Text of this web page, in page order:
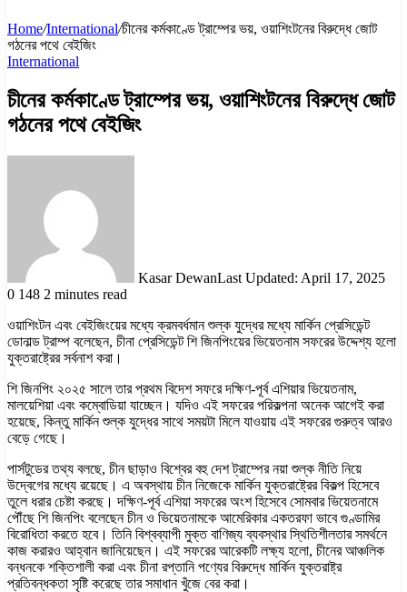
Home/International/চীনের কর্মকাণ্ডে ট্রাম্পের ভয়, ওয়াশিংটনের বিরুদ্ধে জোট
গঠনের পথে বেইজিং
International
চীনের কর্মকাণ্ডে ট্রাম্পের ভয়, ওয়াশিংটনের বিরুদ্ধে জোট
গঠনের পথে বেইজিং
Kasar DewanLast Updated: April 17, 2025
0 148 2 minutes read
ওয়াশিংটন এবং বেইজিংয়ের মধ্যে ক্রমবর্ধমান শুল্ক যুদ্ধের মধ্যে মার্কিন প্রেসিডেন্ট
ডোনাল্ড ট্রাম্প বলেছেন, চীনা প্রেসিডেন্ট শি জিনপিংয়ের ভিয়েতনাম সফরের উদ্দেশ্য হলো
যুক্তরাষ্ট্রের সর্বনাশ করা।
শি জিনপিং ২০২৫ সালে তার প্রথম বিদেশ সফরে দক্ষিণ-পূর্ব এশিয়ার ভিয়েতনাম,
মালয়েশিয়া এবং কম্বোডিয়া যাচ্ছেন। যদিও এই সফরের পরিকল্পনা অনেক আগেই করা
হয়েছে, কিন্তু মার্কিন শুল্ক যুদ্ধের সাথে সময়টা মিলে যাওয়ায় এই সফরের গুরুত্ব আরও
বেড়ে গেছে।
পার্সটুডের তথ্য বলছে, চীন ছাড়াও বিশ্বের বহু দেশ ট্রাম্পের নয়া শুল্ক নীতি নিয়ে
উদ্বেগের মধ্যে রয়েছে। এ অবস্থায় চীন নিজেকে মার্কিন যুক্তরাষ্ট্রের বিকল্প হিসেবে
তুলে ধরার চেষ্টা করছে। দক্ষিণ-পূর্ব এশিয়া সফরের অংশ হিসেবে সোমবার ভিয়েতনামে
পৌঁছে শি জিনপিং বলেছেন চীন ও ভিয়েতনামকে আমেরিকার একতরফা ভাবে গুণ্ডামির
বিরোধিতা করতে হবে। তিনি বিশ্বব্যাপী মুক্ত বাণিজ্য ব্যবস্থার স্থিতিশীলতার সমর্থনে
কাজ করারও আহ্বান জানিয়েছেন। এই সফরের আরেকটি লক্ষ্য হলো, চীনের আঞ্চলিক
বন্ধনকে শক্তিশালী করা এবং চীনা রপ্তানি পণ্যের বিরুদ্ধে মার্কিন যুক্তরাষ্ট্র
প্রতিবন্ধকতা সৃষ্টি করেছে তার সমাধান খুঁজে বের করা।